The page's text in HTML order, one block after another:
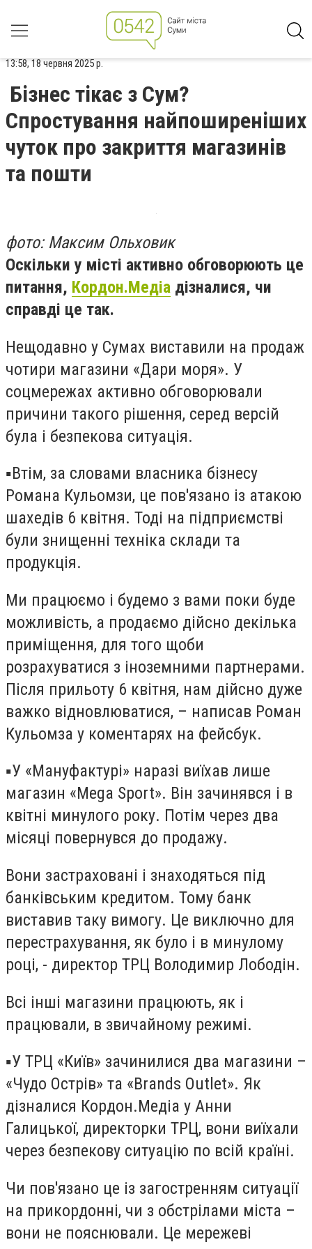
13:58, 18 червня 2025 р.
Бізнес тікає з Сум?
Спростування найпоширеніших
чуток про закриття магазинів
та пошти
фото: Максим Ольховик
Оскільки у місті активно обговорюють це
питання, Кордон.Медіа дізналися, чи
справді це так.
Нещодавно у Сумах виставили на продаж
чотири магазини «Дари моря». У
соцмережах активно обговорювали
причини такого рішення, серед версій
була і безпекова ситуація.
▪️Втім, за словами власника бізнесу
Романа Кульомзи, це пов'язано із атакою
шахедів 6 квітня. Тоді на підприємстві
були знищенні техніка склади та
продукція.
Ми працюємо і будемо з вами поки буде
можливість, а продаємо дійсно декілька
приміщення, для того щоби
розрахуватися з іноземними партнерами.
Після прильоту 6 квітня, нам дійсно дуже
важко відновлюватися, – написав Роман
Кульомза у коментарях на фейсбук.
▪️У «Мануфактурі» наразі виїхав лише
магазин «Mega Sport». Він зачинявся і в
квітні минулого року. Потім через два
місяці повернувся до продажу.
Вони застраховані і знаходяться під
банківським кредитом. Тому банк
виставив таку вимогу. Це виключно для
перестрахування, як було і в минулому
році, - директор ТРЦ Володимир Лободін.
Всі інші магазини працюють, як і
працювали, в звичайному режимі.
▪️У ТРЦ «Київ» зачинилися два магазини –
«Чудо Острів» та «Brands Outlet». Як
дізналися Кордон.Медіа у Анни
Галицької, директорки ТРЦ, вони виїхали
через безпекову ситуацію по всій країні.
Чи пов'язано це із загостренням ситуації
на прикордонні, чи з обстрілами міста –
вони не пояснювали. Це мережеві